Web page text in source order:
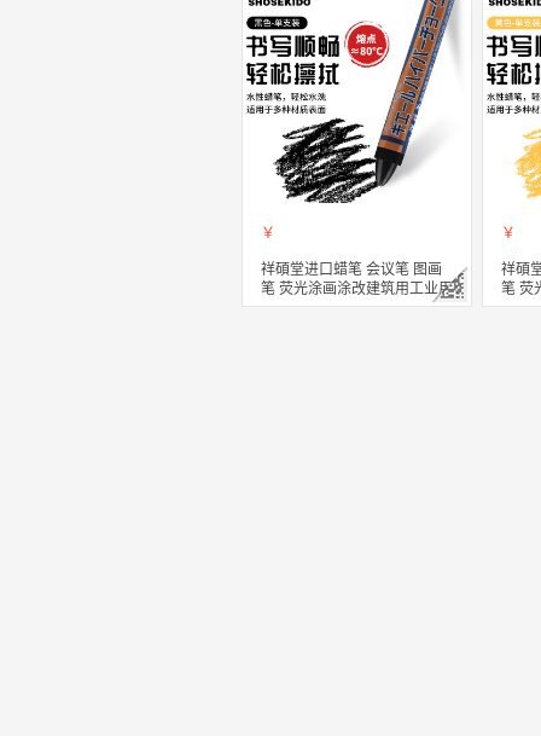
￥
祥碩堂进口蜡笔 会议笔 图画
笔 荧光涂画涂改建筑用工业用
水性可擦蜡笔 超易擦 110mmX
￥
祥碩
笔 荧
水性